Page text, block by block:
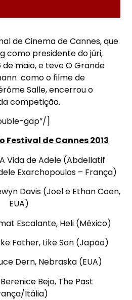
de Cinema de Cannes, que
como presidente do júri,
maio, e teve O Grande
como o filme de
Salle, encerrou o
competição.
gap”/]
Festival de Cannes 2013
Vida de Adele (Abdellatif
Exarchopoulos – França)
Davis (Joel e Ethan Coen,
EUA)
Escalante, Heli (México)
Father, Like Son (Japão)
Dern, Nebraska (EUA)
Berenice Bejo, The Past
Itália)